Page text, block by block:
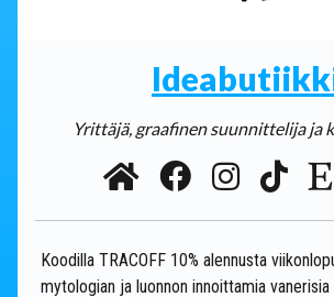
Yrittäjä, graafinen suunnittelija ja
Koodilla TRACOFF 10% alennusta
mytologian ja luonnon innoittamia